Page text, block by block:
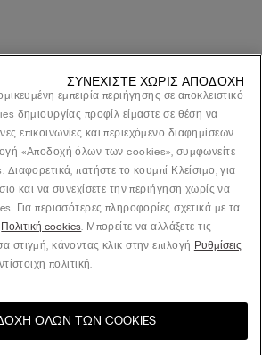
United States
εμπειρία περιήγησης σε αποκλειστικό
δημιουργίας προφίλ είμαστε σε θέση να
επικοινωνίες και περιεχόμενο διαφημίσεων.
«Αποδοχή όλων των cookies», συμφωνείτε
πατήστε το κουμπί Κλείσιμο, για
και να συνεχίσετε την περιήγηση χωρίς να
Για περισσότερες πληροφορίες σχετικά με τα
Πολιτική cookies. Μπορείτε να αλλάξετε τις
στιγμή, κάνοντας κλικ στην επιλογή Ρυθμίσεις
πολιτική.
ΌΛΩΝ ΤΩΝ COOKIES
ΣΥΝΕΧΊΣΤΕ ΧΩΡΊΣ ΑΠΟΔΟΧΉ